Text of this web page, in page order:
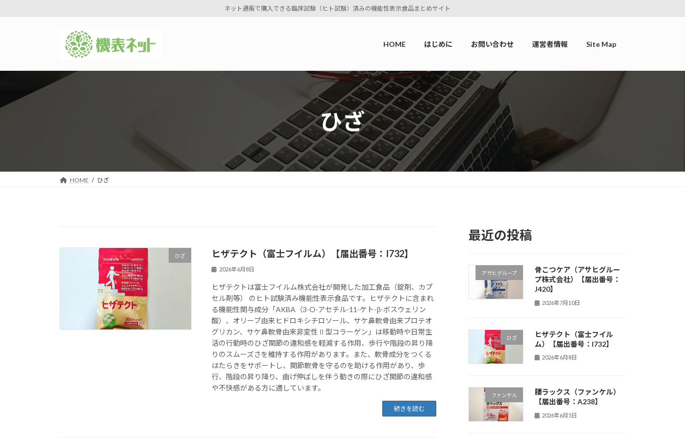
ツ
ス
シ
ン
ネット通販で購入できる臨床試験（ヒト試験）済みの機能性表示食品まとめサイト
HOME はじめに お問い合わせ 運営者情報 Site Map
ひざ
HOME ひざ
ひざ ヒザテクト（富士フイルム）【届出番号：I732】
2026年6月8日
ヒザテクトは富士フイルム株式会社が開発した加工食品（錠剤、カプ
セル剤等） のヒト試験済み機能性表示食品です。ヒザテクトに含まれ
る機能性関与成分「AKBA（3-O-アセチル-11-ケト-β-ボスウェリン
酸）、オリーブ由来ヒドロキシチロソール、サケ鼻軟骨由来プロテオ
グリカン、サケ鼻軟骨由来非変性Ⅱ型コラーゲン」は移動時や日常生
活の行動時のひざ関節の違和感を軽減する作用、歩行や階段の昇り降
りのスムーズさを維持する作用があります。また、軟骨成分をつくる
はたらきをサポートし、関節軟骨を守るのを助ける作用があり、歩
行、階段の昇り降り、曲げ伸ばしを伴う動きの際にひざ関節の違和感
や不快感がある方に適しています。
続きを読む
最近の投稿
アサヒグループ
骨こつケア（アサヒグルー
プ株式会社）【届出番号：
J420】
2026年7月10日
ひざ
ヒザテクト（富士フイル
ム）【届出番号：I732】
2026年6月8日
ファンケル
腰ラックス（ファンケル）
【届出番号：A238】
2026年6月5日